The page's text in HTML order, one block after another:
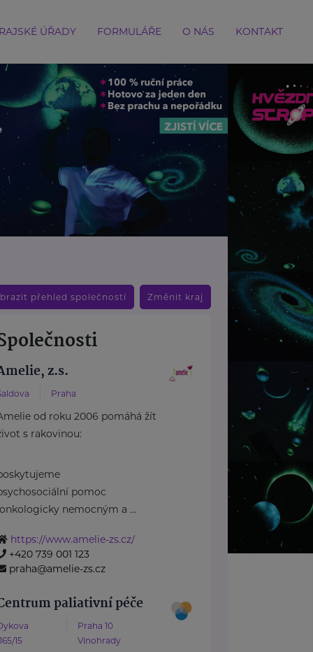
ÚŘADY FORMULÁŘE O NÁS KONTAKT
přehled společností Změnit kraj
z.s.
Praha
od roku 2006 pomáhá žít
s rakovinou:
pomoc
onkologicky nemocným a ...
https://www.amelie-zs.cz/
+420 739 001 123
praha@amelie-zs.cz
paliativní péče
15
Praha 10
Vinohrady